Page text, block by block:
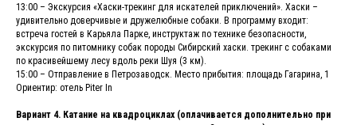
13:00 – Экскурсия «Хаски-трекинг для искателей приключений». Хаски –
удивительно доверчивые и дружелюбные собаки. В программу входит:
встреча гостей в Карьяла Парке, инструктаж по технике безопасности,
экскурсия по питомнику собак породы Сибирский хаски. трекинг с собаками
по красивейшему лесу вдоль реки Шуя (3 км).
15:00 – Отправление в Петрозаводск. Место прибытия: площадь Гагарина, 1
Ориентир: отель Piter In
Вариант 4. Катание на квадроциклах (оплачивается дополнительно при